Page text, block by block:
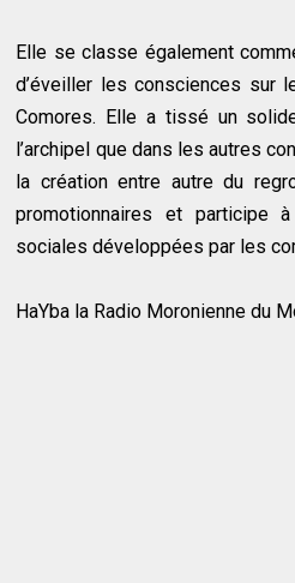
Elle se classe également
d’éveiller les consciences sur
Comores. Elle a tissé un
l’archipel que dans les autres
la création entre autre du
promotionnaires et participe
sociales développées par les
HaYba la Radio Moronienne du